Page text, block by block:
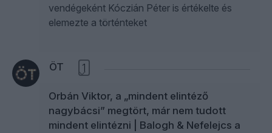
vendégeként Kóczián Péter is értékelte és
elemezte a történteket
ÖT 1
Orbán Viktor, a „mindent elintéző
nagybácsi” megtört, már nem tudott
mindent elintézni | Balogh & Nefelejcs a